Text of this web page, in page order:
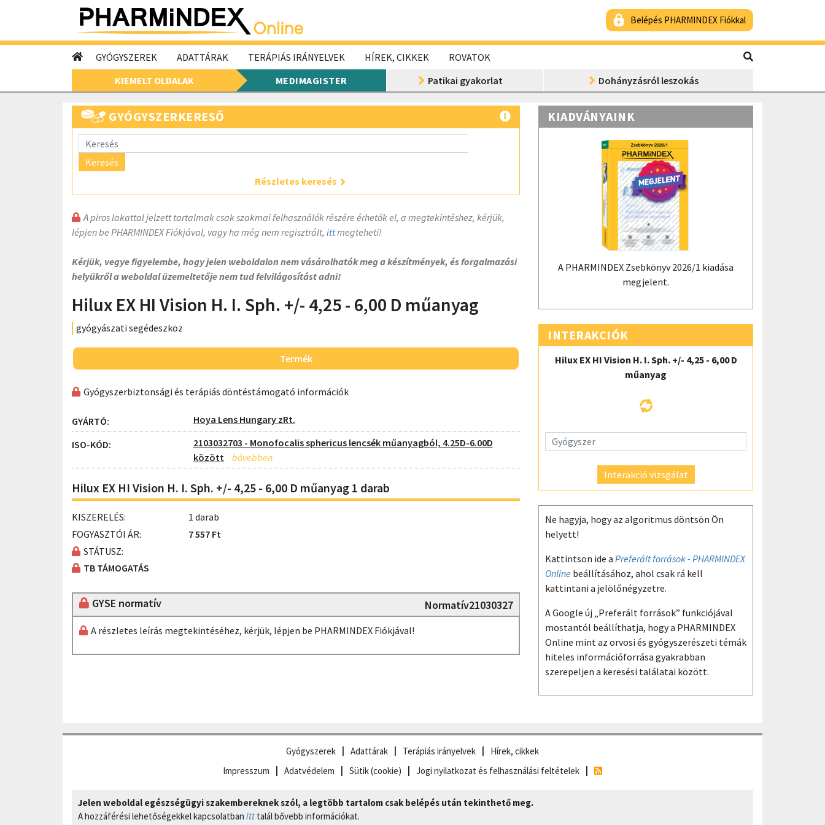
Belépés PHARMINDEX Fiókkal
GYÓGYSZEREK ADATTÁRAK TERÁPIÁS IRÁNYELVEK HÍREK, CIKKEK
ROVATOK
KIEMELT OLDALAK
MEDIMAGISTER Patikai gyakorlat Dohányzásról leszokás
GYÓGYSZERKERESŐ
Keresés
Részletes keresés
A piros lakattal jelzett tartalmak csak szakmai felhasználók részére érhetők el, a megtekintéshez, kérjük,
lépjen be PHARMINDEX Fiókjával, vagy ha még nem regisztrált, ittmegteheti!
Kérjük, vegye figyelembe, hogy jelen weboldalon nem vásárolhatók meg a készítmények, és forgalmazási
helyükről a weboldal üzemeltetője nem tud felvilágosítást adni!
Hilux EX HI Vision H. I. Sph. +/- 4,25 - 6,00 D műanyag
gyógyászati segédeszköz
Termék
Gyógyszerbiztonsági és terápiás döntéstámogató információk
GYÁRTÓ: Hoya Lens Hungary zRt.
ISO-KÓD:
2103032703 - Monofocalis sphericus lencsék műanyagból, 4.25D-6.00D
között
Hilux EX HI Vision H. I. Sph. +/- 4,25 - 6,00 D műanyag 1 darab
KISZERELÉS:
1 darab
FOGYASZTÓI ÁR:
7 557 Ft
STÁTUSZ:
TB TÁMOGATÁS
GYSE normatív Normatív21030327
A részletes leírás megtekintéséhez, kérjük, lépjen be PHARMINDEX Fiókjával!
KIADVÁNYAINK
A PHARMINDEX Zsebkönyv 2026/1 kiadása
megjelent.
INTERAKCIÓK
Hilux EX HI Vision H. I. Sph. +/- 4,25 - 6,00 D
műanyag
Interakció vizsgálat
Ne hagyja, hogy az algoritmus döntsön Ön
helyett!
Kattintson ide a Preferált források - PHARMINDEX
Online beállításához, ahol csak rá kell
kattintani a jelölőnégyzetre.
A Google új „Preferált források” funkciójával
mostantól beállíthatja, hogy a PHARMINDEX
Online mint az orvosi és gyógyszerészeti témák
hiteles információforrása gyakrabban
szerepeljen a keresési találatai között.
Gyógyszerek Adattárak Terápiás irányelvek
Hírek, cikkek
Impresszum
Adatvédelem Sütik (cookie) Jogi nyilatkozat és felhasználási feltételek
Jelen weboldal egészségügyi szakembereknek szól, a legtöbb tartalom csak belépés után tekinthető meg.
A hozzáférési lehetőségekkel kapcsolatban itt talál bővebb információkat.